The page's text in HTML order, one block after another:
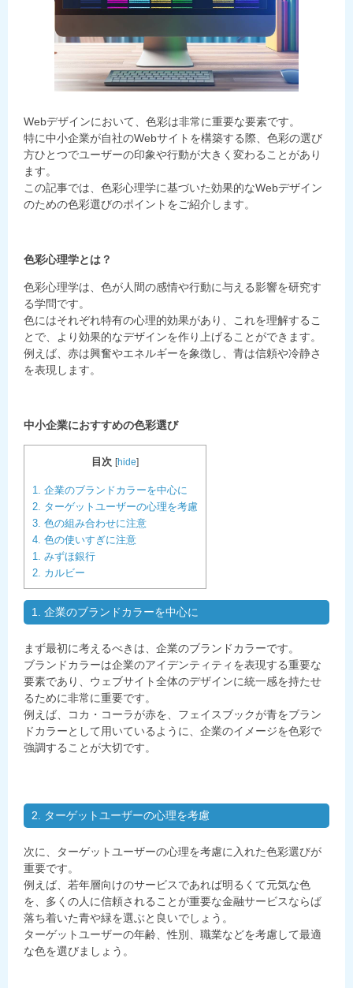
Webデザインにおいて、色彩は非常に重要な要素です。
特に中小企業が自社のWebサイトを構築する際、色彩の選び
方ひとつでユーザーの印象や行動が大きく変わることがあり
ます。
この記事では、色彩心理学に基づいた効果的なWebデザイン
のための色彩選びのポイントをご紹介します。
色彩心理学とは？
色彩心理学は、色が人間の感情や行動に与える影響を研究す
る学問です。
色にはそれぞれ特有の心理的効果があり、これを理解するこ
とで、より効果的なデザインを作り上げることができます。
例えば、赤は興奮やエネルギーを象徴し、青は信頼や冷静さ
を表現します。
中小企業におすすめの色彩選び
目次 [hide]
1. 企業のブランドカラーを中心に
2. ターゲットユーザーの心理を考慮
3. 色の組み合わせに注意
4. 色の使いすぎに注意
1. みずほ銀行
2. カルビー
1. 企業のブランドカラーを中心に
まず最初に考えるべきは、企業のブランドカラーです。
ブランドカラーは企業のアイデンティティを表現する重要な
要素であり、ウェブサイト全体のデザインに統一感を持たせ
るために非常に重要です。
例えば、コカ・コーラが赤を、フェイスブックが青をブラン
ドカラーとして用いているように、企業のイメージを色彩で
強調することが大切です。
2. ターゲットユーザーの心理を考慮
次に、ターゲットユーザーの心理を考慮に入れた色彩選びが
重要です。
例えば、若年層向けのサービスであれば明るくて元気な色
を、多くの人に信頼されることが重要な金融サービスならば
落ち着いた青や緑を選ぶと良いでしょう。
ターゲットユーザーの年齢、性別、職業などを考慮して最適
な色を選びましょう。